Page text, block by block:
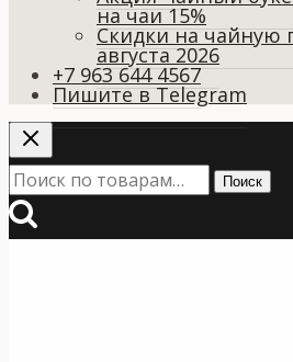
на чаи 15%
Скидки на чайную
августа 2026
+7 963 644 4567
Пишите в Telegram
Искать: Поиск